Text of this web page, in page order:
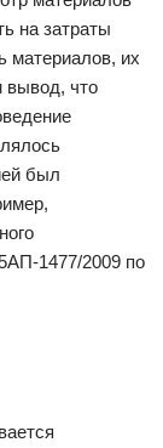
на затраты
материалов, их
вывод, что
был
1477/2009 по